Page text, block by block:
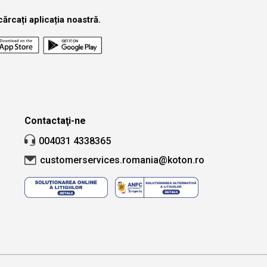
aplicația noastră.
Contactaţi-ne
004031 4338365
customerservices.romania@koton.ro
și oraș.